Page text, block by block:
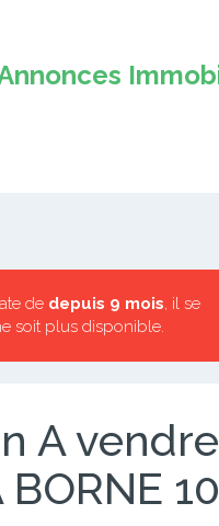
de depuis 9 mois, il se
soit plus disponible.
A vendre
BORNE 10